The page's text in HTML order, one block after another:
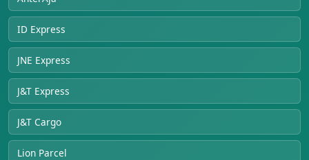
ID Express
JNE Express
J&T Express
J&T Cargo
Lion Parcel